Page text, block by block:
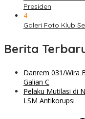
Presiden
4
Galeri Foto Klub
Berita
Danrem 031/Wira
Galian C
Pelaku Mutilasi di
LSM Antikorupsi